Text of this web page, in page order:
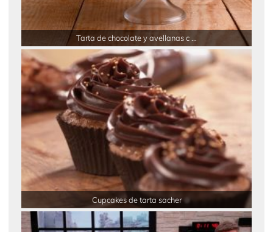
Tarta de chocolate y avellanas c ...
Cupcakes de tarta sacher